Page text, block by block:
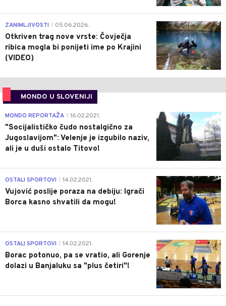
0
ZANIMLJIVOSTI 05.06.2026.
Otkriven trag nove vrste: Čovječja
ribica mogla bi ponijeti ime po Krajini
(VIDEO)
MONDO U SLOVENIJI
4
MONDO REPORTAŽA 16.02.2021.
"Socijalističko čudo nostalgično za
Jugoslavijom": Velenje je izgubilo naziv,
ali je u duši ostalo Titovo!
1
OSTALI SPORTOVI 14.02.2021.
Vujović poslije poraza na debiju: Igrači
Borca kasno shvatili da mogu!
3
OSTALI SPORTOVI 14.02.2021.
Borac potonuo, pa se vratio, ali Gorenje
dolazi u Banjaluku sa "plus četiri"!